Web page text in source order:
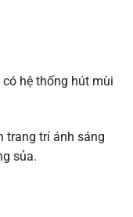
hệ thống hút mùi
trang trí ánh sáng
sủa.